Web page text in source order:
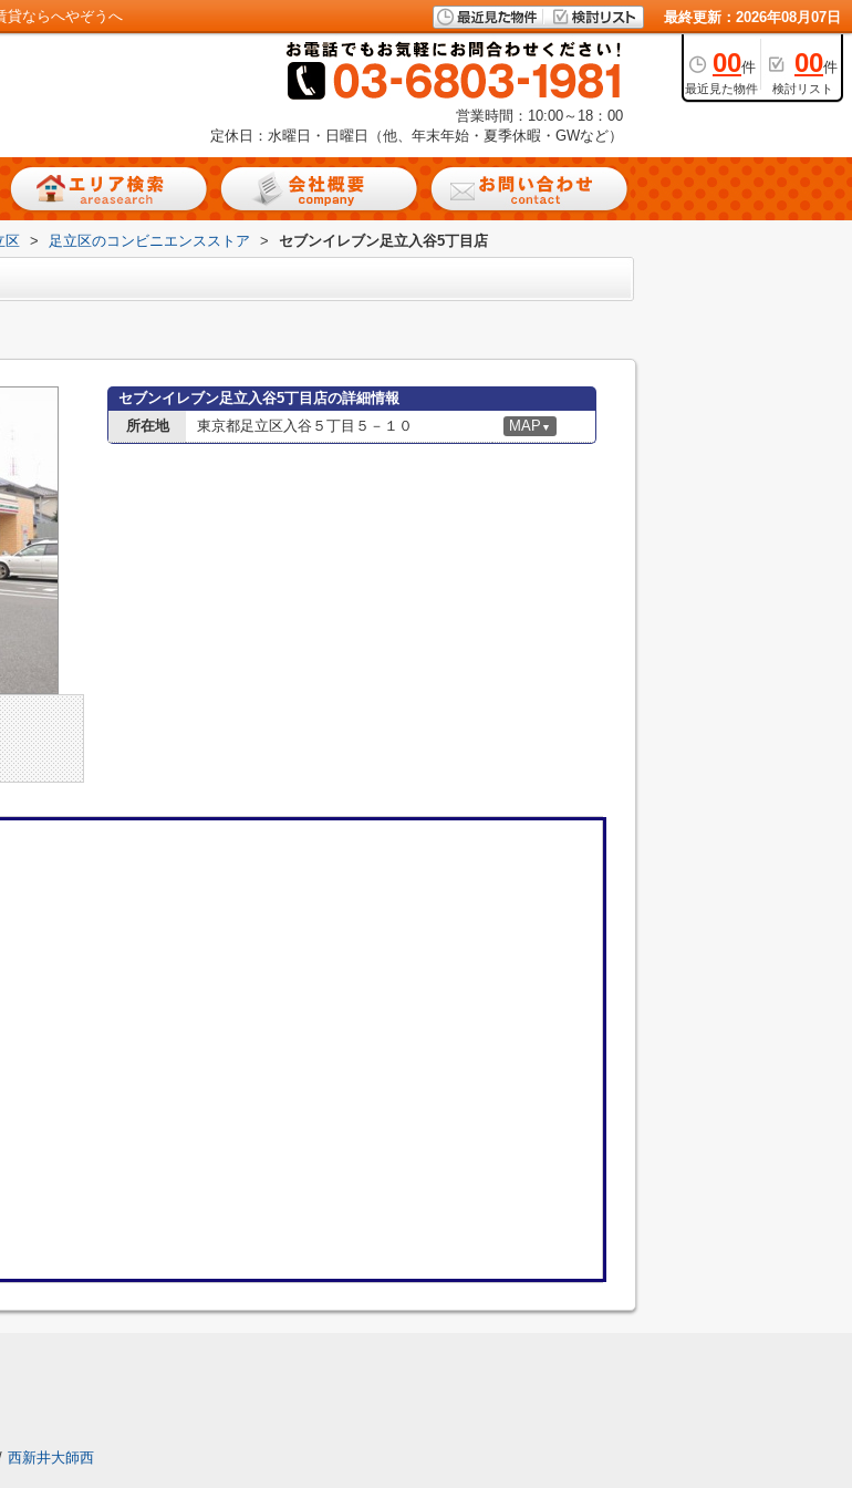
貸ならへやぞうへ 最終更新：2026年08月07日
00件
最近見た物件
00件
検討リスト
営業時間：10:00～18：00
定休日：水曜日・日曜日（他、年末年始・夏季休暇・GWなど）
区 > 足立区のコンビニエンスストア > セブンイレブン足立入谷5丁目店
セブンイレブン足立入谷5丁目店の詳細情報
所在地
東京都足立区入谷５丁目５－１０ MAP ▼
西新井大師西